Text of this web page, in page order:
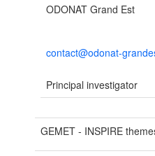
ODONAT Grand Est
contact@odonat-
Principal investigator
GEMET - INSPIRE